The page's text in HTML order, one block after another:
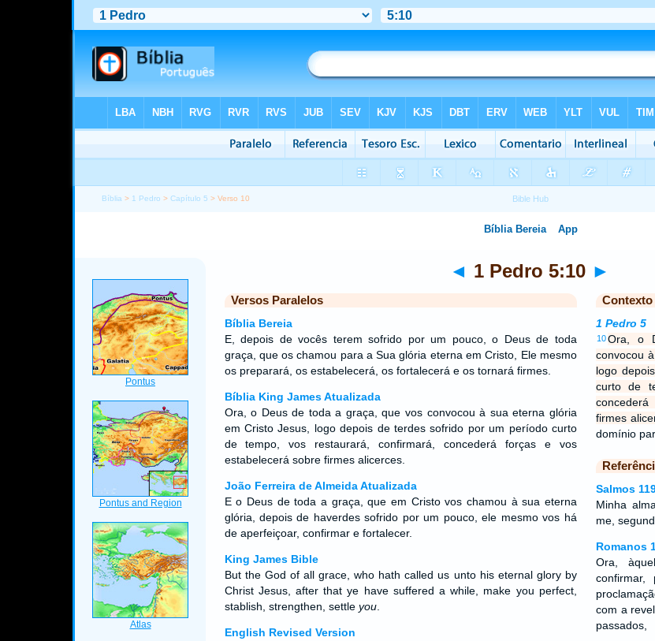
Bíblia > 1 Pedro >Capítulo 5 > Verso 10
◄ 1 Pedro 5:10 ►
Versos Paralelos
Bíblia Bereia
E, depois de vocês terem sofrido por um pouco, o Deus de toda
graça, que os chamou para a Sua glória eterna em Cristo, Ele mesmo
os preparará, os estabelecerá, os fortalecerá e os tornará firmes.
Bíblia King James Atualizada
Ora, o Deus de toda a graça, que vos convocou à sua eterna glória
em Cristo Jesus, logo depois de terdes sofrido por um período curto
de tempo, vos restaurará, confirmará, concederá forças e vos
estabelecerá sobre firmes alicerces.
João Ferreira de Almeida Atualizada
E o Deus de toda a graça, que em Cristo vos chamou à sua eterna
glória, depois de haverdes sofrido por um pouco, ele mesmo vos há
de aperfeiçoar, confirmar e fortalecer.
King James Bible
But the God of all grace, who hath called us unto his eternal glory by
Christ Jesus, after that ye have suffered a while, make you perfect,
stablish, strengthen, settle you.
English Revised Version
Contexto
1 Pedro 5
10Ora, o
convocou
logo
curto de
firmes
domínio
Salmos
Minha
me,
Romanos
Ora,
confirmar,
com a
passados,